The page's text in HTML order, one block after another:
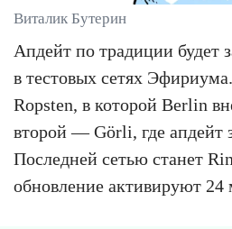
Виталик Бутерин
Апдейт по традиции будет
в тестовых сетях
Ropsten, в которой Berlin
второй — Görli, где апдейт
Последней сетью станет
обновление активируют 24